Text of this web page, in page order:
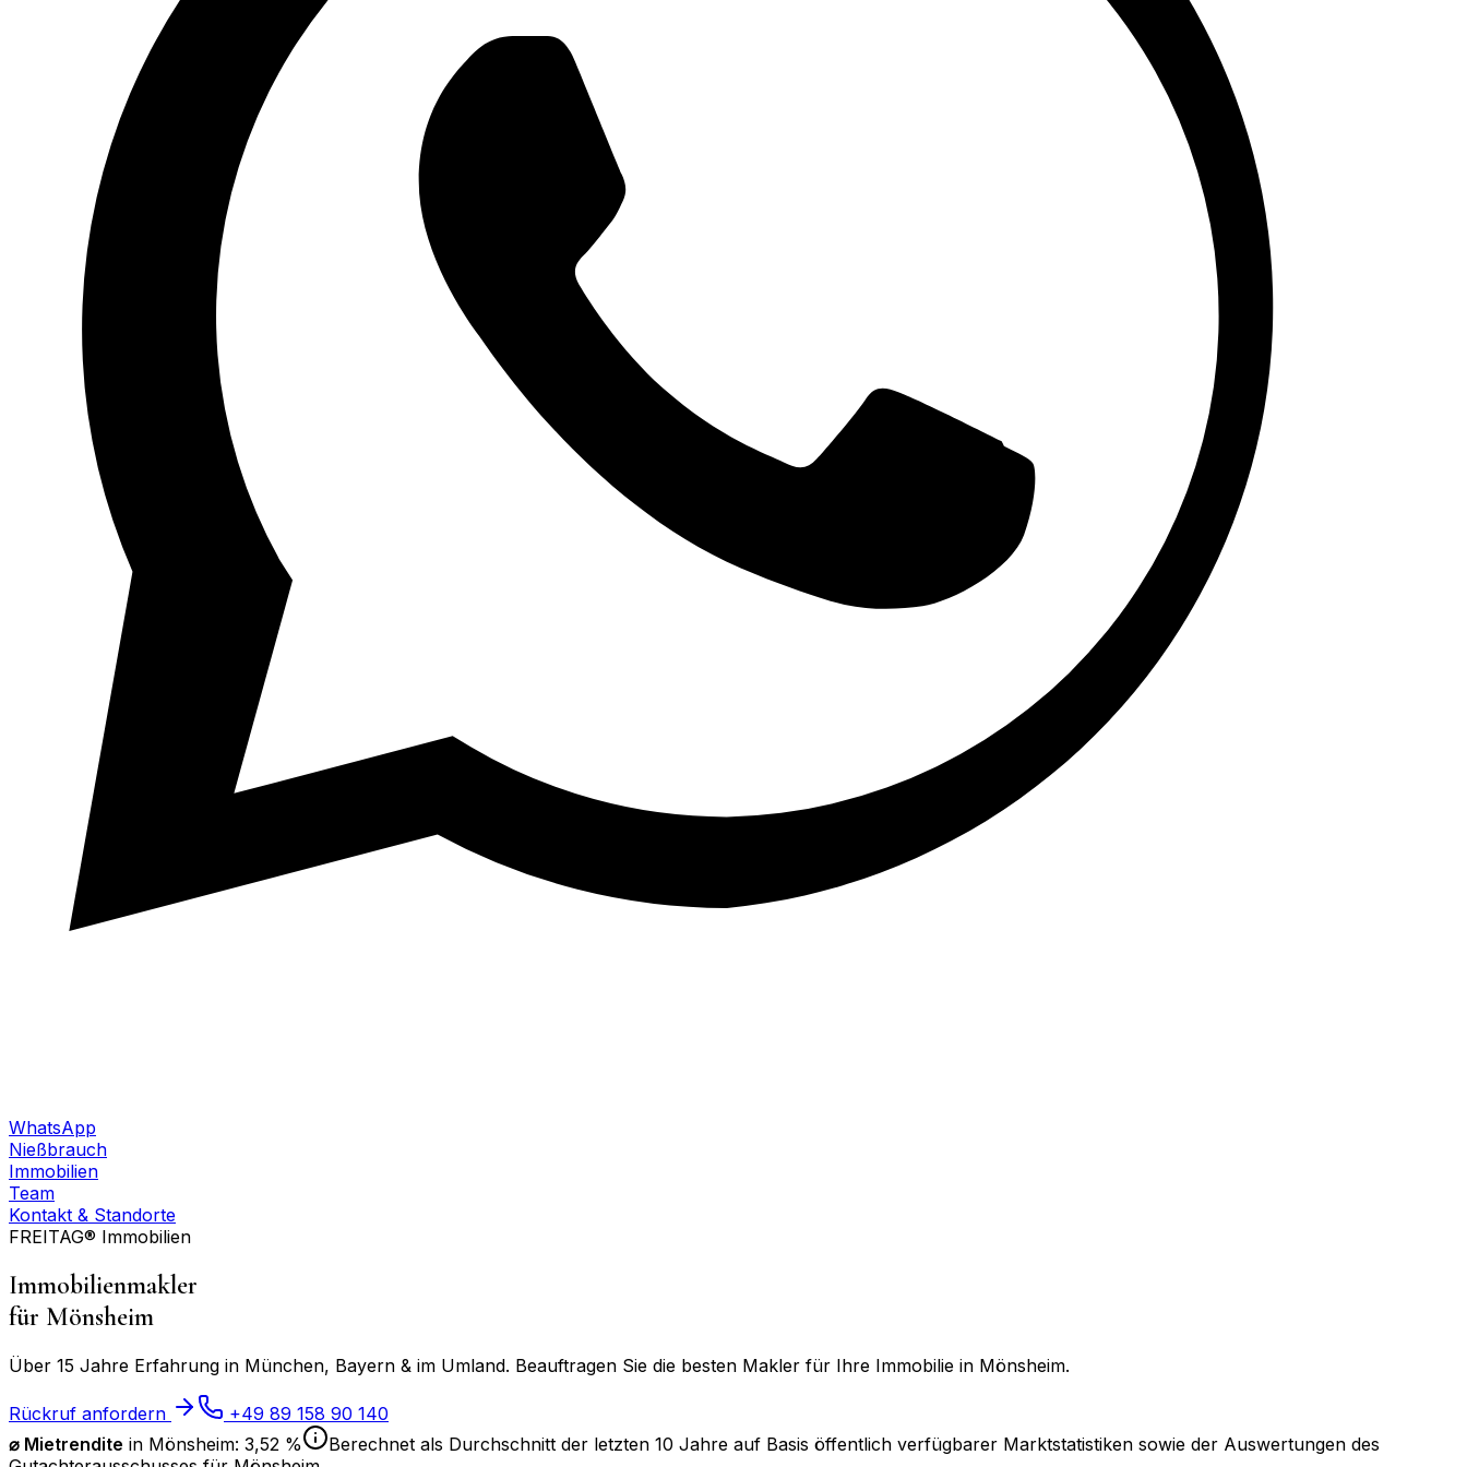
WhatsApp
Nießbrauch
Immobilien
Team
Kontakt & Standorte
FREITAG® Immobilien
Immobilienmakler
für Mönsheim
Über 15 Jahre Erfahrung in München, Bayern & im Umland. Beauftragen Sie die besten Makler für Ihre Immobilie in Mönsheim.
Rückruf anfordern
+49 89 158 90 140
⌀ Mietrendite in Mönsheim: 3,52 %
Berechnet als Durchschnitt der letzten 10 Jahre auf Basis öffentlich verfügbarer Marktstatistiken sowie der Auswertungen des